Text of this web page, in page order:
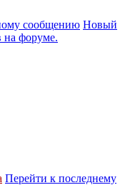
сообщению Новый
на форуме.
Перейти к последнему